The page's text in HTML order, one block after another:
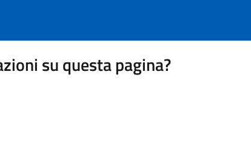
su questa pagina?